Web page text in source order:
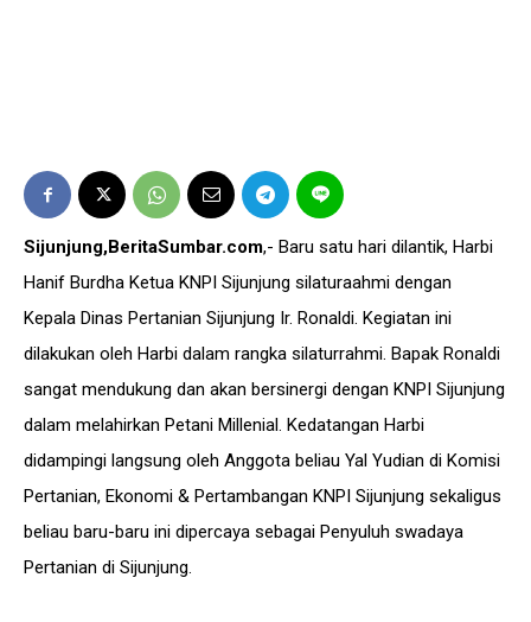
Sijunjung,BeritaSumbar.com,- Baru satu hari dilantik, Harbi
Hanif Burdha Ketua KNPI Sijunjung silaturaahmi dengan
Kepala Dinas Pertanian Sijunjung Ir. Ronaldi. Kegiatan ini
dilakukan oleh Harbi dalam rangka silaturrahmi. Bapak Ronaldi
sangat mendukung dan akan bersinergi dengan KNPI Sijunjung
dalam melahirkan Petani Millenial. Kedatangan Harbi
didampingi langsung oleh Anggota beliau Yal Yudian di Komisi
Pertanian, Ekonomi & Pertambangan KNPI Sijunjung sekaligus
beliau baru-baru ini dipercaya sebagai Penyuluh swadaya
Pertanian di Sijunjung.